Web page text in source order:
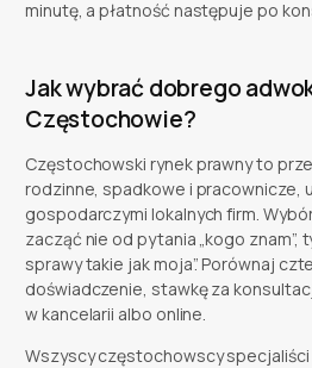
minutę, a płatność następuje po
Jak wybrać dobrego
Częstochowie?
Częstochowski rynek prawny to
rodzinne, spadkowe i pracownicze,
gospodarczymi lokalnych firm.
zacząć nie od pytania „kogo znam”,
sprawy takie jak moja”. Porównaj
doświadczenie, stawkę za
w kancelarii albo online.
Wszyscy częstochowscy specjaliści